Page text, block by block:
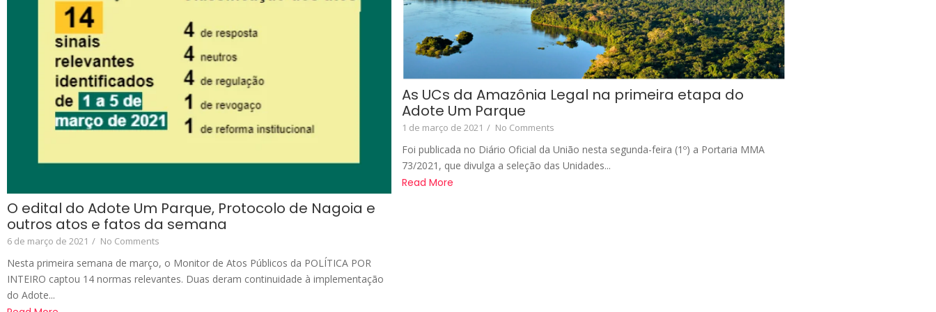
O edital do Adote Um Parque, Protocolo de Nagoia e
outros atos e fatos da semana
6 de março de 2021 / No Comments
Nesta primeira semana de março, o Monitor de Atos Públicos da POLÍTICA POR
INTEIRO captou 14 normas relevantes. Duas deram continuidade à implementação
do Adote...
As UCs da Amazônia Legal na primeira etapa do
Adote Um Parque
1 de março de 2021 / No Comments
Foi publicada no Diário Oficial da União nesta segunda-feira (1º) a Portaria MMA
73/2021, que divulga a seleção das Unidades...
Read More